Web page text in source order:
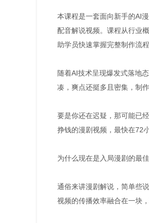
本课程是一套面向新手的AI
配音解说视频。课程从行业
助学员快速掌握完整制作流
随着AI技术呈现爆发式落地
凑，爽点还挺多且密集，制
要是你还在迟疑，那可能已
挣钱的漫剧视频，最快在72
为什么现在是入局漫剧的最
通俗来讲漫剧解说，简单些
视频的传播效率融合在一块